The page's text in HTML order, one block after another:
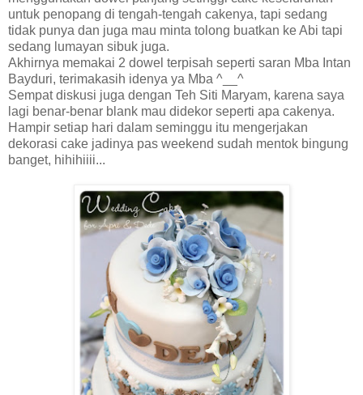
untuk penopang di tengah-tengah cakenya, tapi sedang
tidak punya dan juga mau minta tolong buatkan ke Abi tapi
sedang lumayan sibuk juga.
Akhirnya memakai 2 dowel terpisah seperti saran Mba Intan
Bayduri, terimakasih idenya ya Mba ^__^
Sempat diskusi juga dengan Teh Siti Maryam, karena saya
lagi benar-benar blank mau didekor seperti apa cakenya.
Hampir setiap hari dalam seminggu itu mengerjakan
dekorasi cake jadinya pas weekend sudah mentok bingung
banget, hihihiiii...